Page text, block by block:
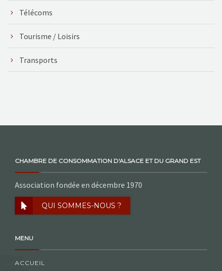
Télécoms
Tourisme / Loisirs
Transports
CHAMBRE DE CONSOMMATION D'ALSACE ET DU GRAND EST
Association fondée en décembre 1970
QUI SOMMES-NOUS ?
MENU
ACCUEIL